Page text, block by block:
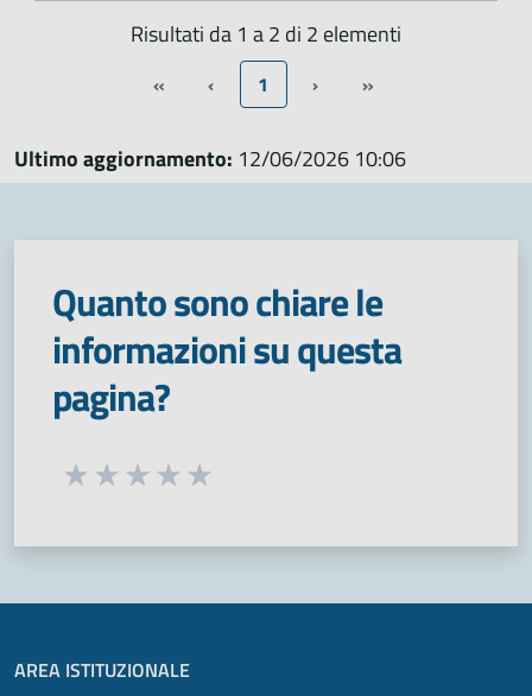
Risultati da 1 a 2 di 2 elementi
« ‹ 1 › »
Ultimo aggiornamento: 12/06/2026 10:06
Quanto sono chiare le
informazioni su questa
pagina?
Seleziona una valutazione da 1 a 5 stelle
AREA ISTITUZIONALE